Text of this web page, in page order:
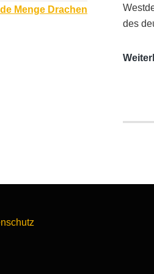
Menge Drachen
des